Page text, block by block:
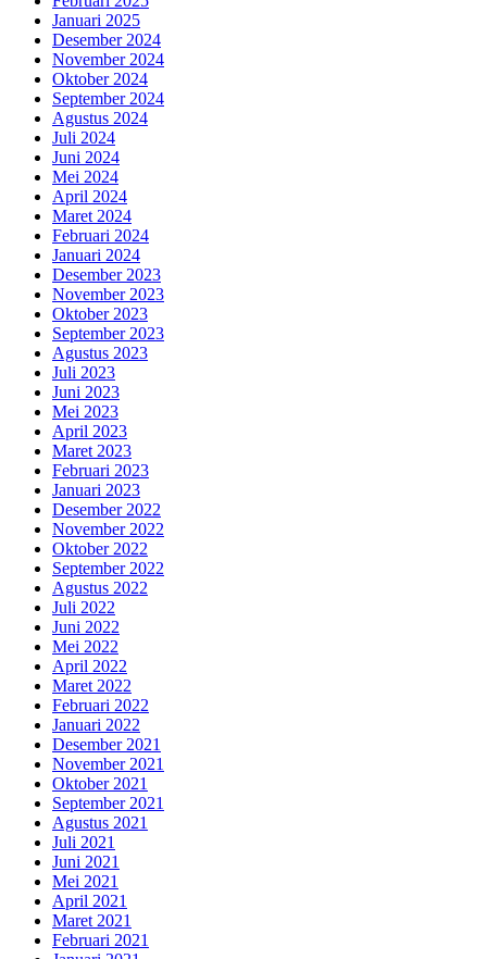
Januari 2025
Desember 2024
November 2024
Oktober 2024
September 2024
Agustus 2024
Juli 2024
Juni 2024
Mei 2024
April 2024
Maret 2024
Februari 2024
Januari 2024
Desember 2023
November 2023
Oktober 2023
September 2023
Agustus 2023
Juli 2023
Juni 2023
Mei 2023
April 2023
Maret 2023
Februari 2023
Januari 2023
Desember 2022
November 2022
Oktober 2022
September 2022
Agustus 2022
Juli 2022
Juni 2022
Mei 2022
April 2022
Maret 2022
Februari 2022
Januari 2022
Desember 2021
November 2021
Oktober 2021
September 2021
Agustus 2021
Juli 2021
Juni 2021
Mei 2021
April 2021
Maret 2021
Februari 2021